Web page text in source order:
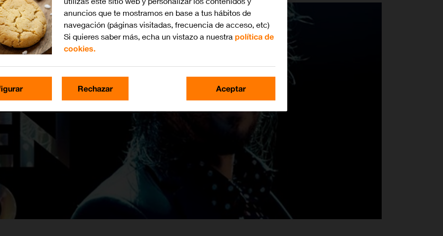
anuncios que te mostramos en base a tus hábitos de
navegación (páginas visitadas, frecuencia de acceso, etc)
Si quieres saber más, echa un vistazo a nuestra política de
cookies.
Rechazar Aceptar